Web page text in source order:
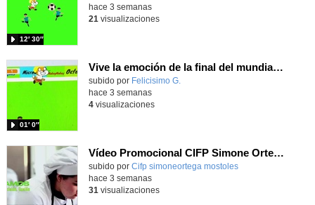
12′ 30″
hace 3 semanas
21 visualizaciones
Vive la emoción de la final del mundial 2026, programando con Scratch un juego de toques.
Contenido educativo.
subido por Felicisimo G.
01′ 0″
hace 3 semanas
4visualizaciones
Vídeo Promocional CIFP Simone Ortega
Contenido educativo.
subido por Cifp simoneortega mostoles-
hace 3 semanas
31 visualizaciones